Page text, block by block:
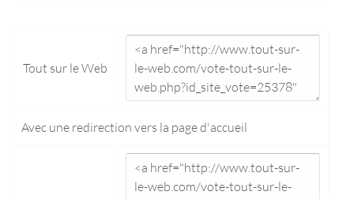
Tout sur le Web
Avec une redirection vers la page d'accueil